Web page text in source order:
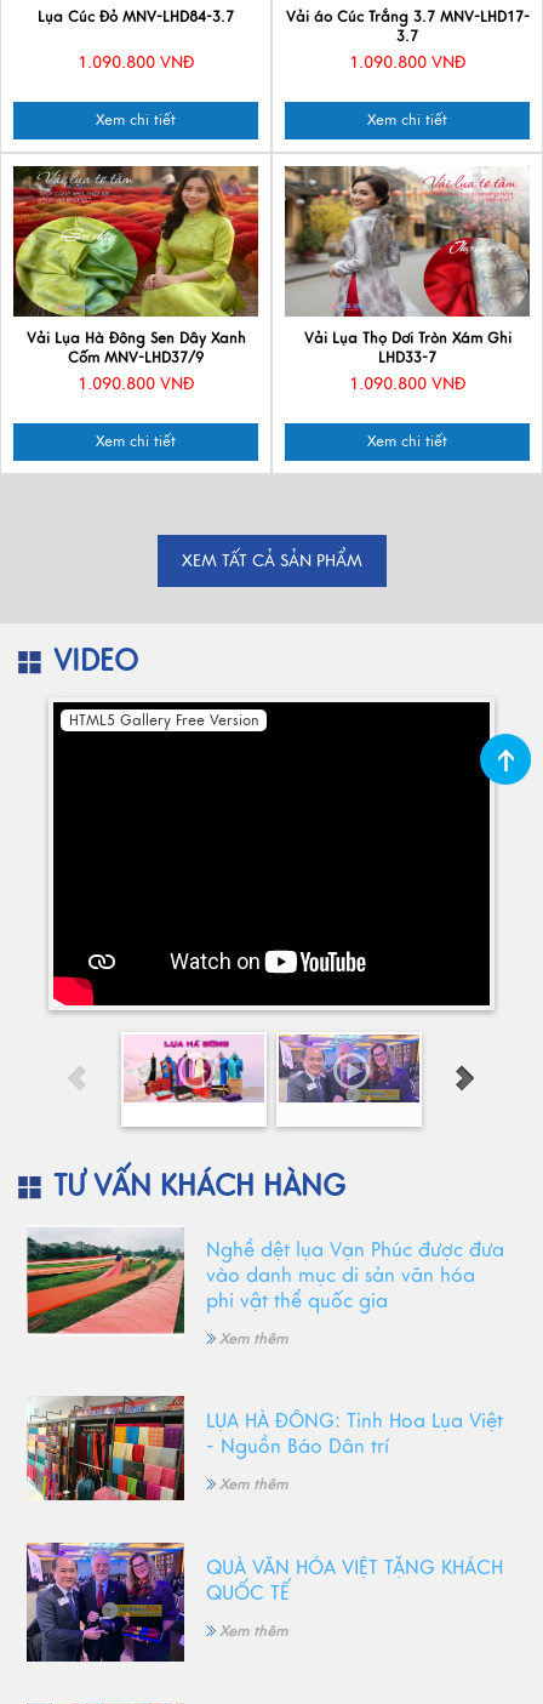
Lụa Cúc Đỏ MNV-LHD84-3.7
1.090.800 VNĐ
Xem chi tiết
Vải áo Cúc Trắng 3.7 MNV-LHD17-
3.7
1.090.800 VNĐ
Xem chi tiết
Vải Lụa Hà Đông Sen Dây Xanh
Cốm MNV-LHD37/9
1.090.800 VNĐ
Xem chi tiết
Vải Lụa Thọ Dơi Tròn Xám Ghi
LHD33-7
1.090.800 VNĐ
Xem chi tiết
XEM TẤT CẢ SẢN PHẨM
VIDEO
HTML5 Gallery Free Version
TƯ VẤN KHÁCH HÀNG
Nghề dệt lụa Vạn Phúc được đưa
vào danh mục di sản văn hóa
phi vật thể quốc gia
Xem thêm
LỤA HÀ ĐÔNG: Tinh Hoa Lụa Việt
- Nguồn Báo Dân trí
Xem thêm
QUÀ VĂN HÓA VIỆT TẶNG KHÁCH
QUỐC TẾ
Xem thêm